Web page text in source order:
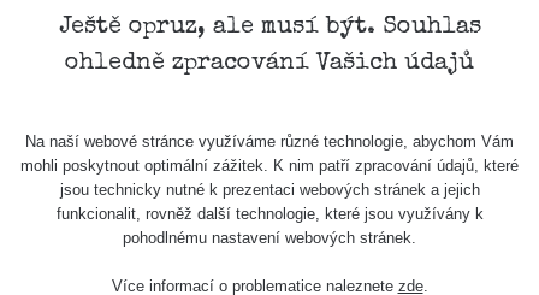
paměti, že měření je jen orientační a nelze jej brát jako
přesnou hodnotu.
Zpět na přehled
Ještě opruz, ale musí být. Souhlas
ohledně zpracování Vašich údajů
Na naší webové stránce využíváme různé technologie, abychom Vám
mohli poskytnout optimální zážitek. K nim patří zpracování údajů, které
jsou technicky nutné k prezentaci webových stránek a jejich
funkcionalit, rovněž další technologie, které jsou využívány k
pohodlnému nastavení webových stránek.
Více informací o problematice naleznete zde.